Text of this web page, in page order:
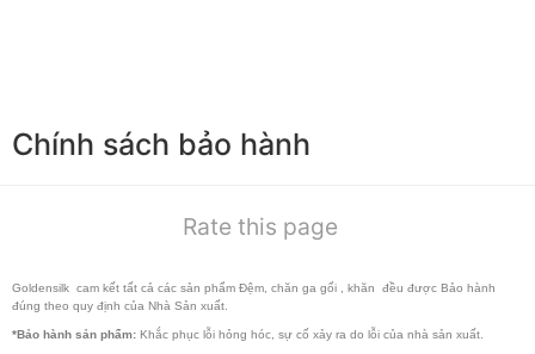
Chính sách bảo hành
Rate this page
Goldensilk cam kết tất cả các sản phẩm Đệm, chăn ga gối , khăn đều được Bảo hành
đúng theo quy định của Nhà Sản xuất.
*Bảo hành sản phẩm: Khắc phục lỗi hỏng hóc, sự cố xảy ra do lỗi của nhà sản xuất.